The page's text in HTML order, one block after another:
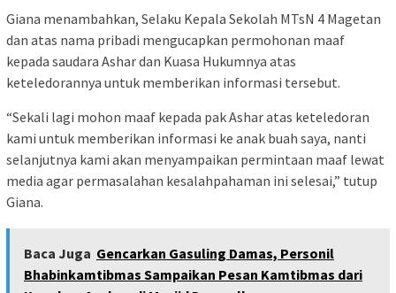
Giana menambahkan, Selaku Kepala Sekolah MTsN 4 Magetan
dan atas nama pribadi mengucapkan permohonan maaf
kepada saudara Ashar dan Kuasa Hukumnya atas
keteledorannya untuk memberikan informasi tersebut.
“Sekali lagi mohon maaf kepada pak Ashar atas keteledoran
kami untuk memberikan informasi ke anak buah saya, nanti
selanjutnya kami akan menyampaikan permintaan maaf lewat
media agar permasalahan kesalahpahaman ini selesai,” tutup
Giana.
Baca Juga Gencarkan Gasuling Damas, Personil
Bhabinkamtibmas Sampaikan Pesan Kamtibmas dari